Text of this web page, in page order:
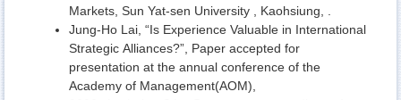
Markets, Sun Yat-sen University , Kaohsiung, .
Jung-Ho Lai, “Is Experience Valuable in International
Strategic Alliances?”, Paper accepted for
presentation at the annual conference of the
Academy of Management(AOM),